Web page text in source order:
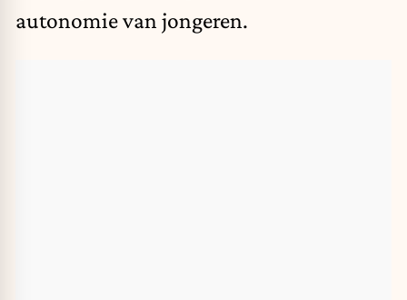
autonomie van jongeren.